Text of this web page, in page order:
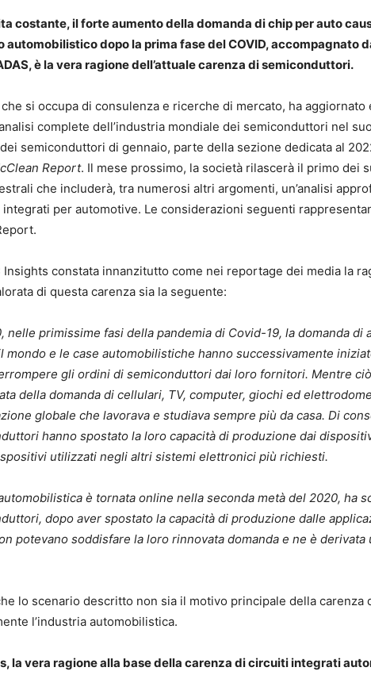
costante, il forte aumento della domanda di chip per auto
automobilistico dopo la prima fase del COVID, accompagnato
è la vera ragione dell’attuale carenza di semiconduttori.
si occupa di consulenza e ricerche di mercato, ha aggiornato
complete dell’industria mondiale dei semiconduttori nel
semiconduttori di gennaio, parte della sezione dedicata al
Report. Il mese prossimo, la società rilascerà il primo dei
che includerà, tra numerosi altri argomenti, un’analisi
per automotive. Le considerazioni seguenti
Insights constata innanzitutto come nei reportage dei media la
di questa carenza sia la seguente:
nelle primissime fasi della pandemia di Covid-19, la domanda di
mondo e le case automobilistiche hanno successivamente
gli ordini di semiconduttori dai loro fornitori. Mentre
della domanda di cellulari, TV, computer, giochi ed
globale che lavorava e studiava sempre più da casa. Di
hanno spostato la loro capacità di produzione dai
utilizzati negli altri sistemi elettronici più richiesti.
è tornata online nella seconda metà del 2020, ha
dopo aver spostato la capacità di produzione dalle
potevano soddisfare la loro rinnovata domanda e ne è derivata
lo scenario descritto non sia il motivo principale della carenza
l’industria automobilistica.
la vera ragione alla base della carenza di circuiti integrati